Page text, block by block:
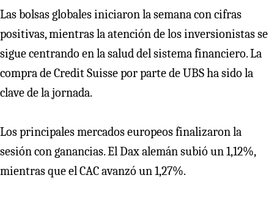
Las bolsas globales iniciaron la semana con cifras
positivas, mientras la atención de los inversionistas se
sigue centrando en la salud del sistema financiero. La
compra de Credit Suisse por parte de UBS ha sido la
clave de la jornada.
Los principales mercados europeos finalizaron la
sesión con ganancias. El Dax alemán subió un 1,12%,
mientras que el CAC avanzó un 1,27%.